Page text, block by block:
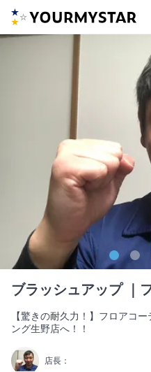
ブラッシュアップ｜
【驚きの耐久力！】フロアコ
ング生野店へ！！
店長：